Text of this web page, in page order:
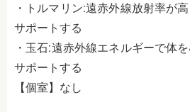
・トルマリン:遠赤外線放射率が
サポートする
・玉石:遠赤外線エネルギーで体
サポートする
【個室】なし